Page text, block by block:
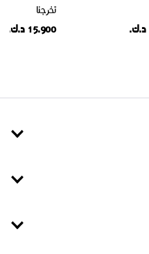
تخرجنا
15.900 د.ك.